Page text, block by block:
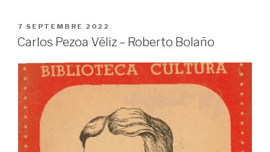
PUBLIÉ
LE
7 SEPTEMBRE 2022
Carlos Pezoa Véliz – Roberto Bolaño